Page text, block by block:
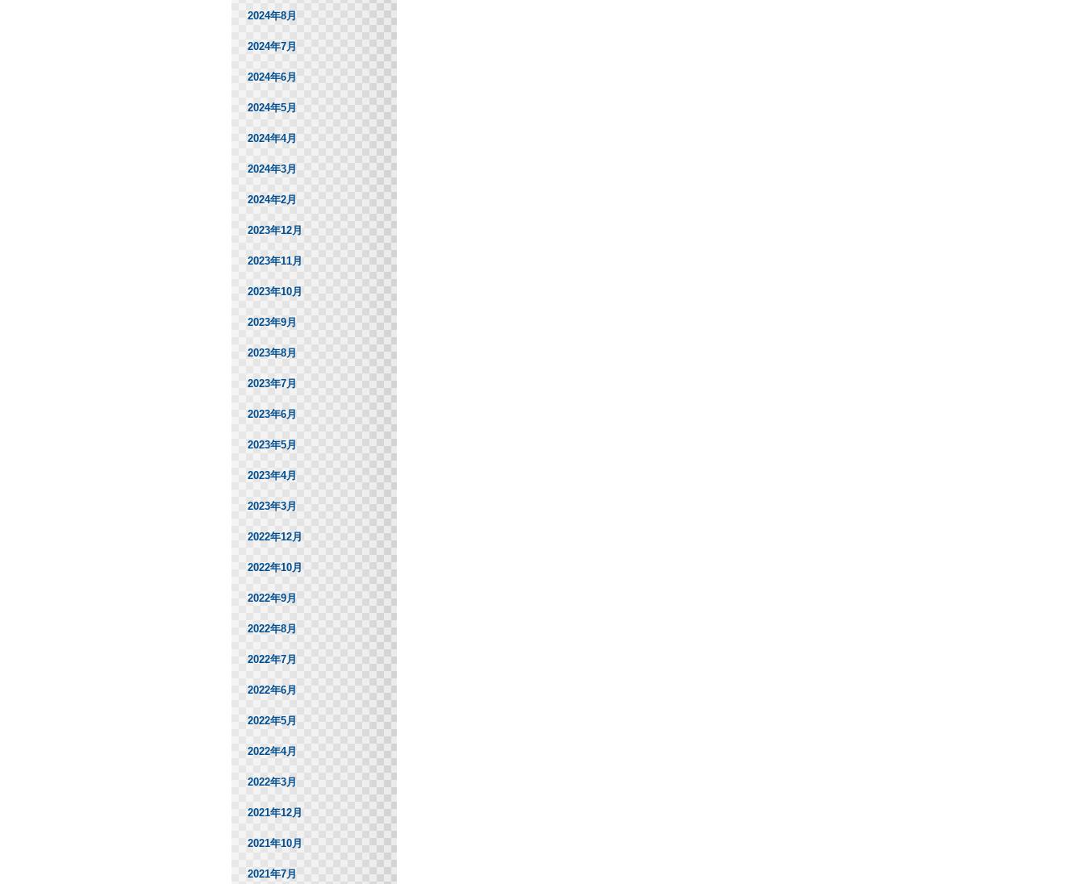
2024年8月
2024年7月
2024年6月
2024年5月
2024年4月
2024年3月
2024年2月
2023年12月
2023年11月
2023年10月
2023年9月
2023年8月
2023年7月
2023年6月
2023年5月
2023年4月
2023年3月
2022年12月
2022年10月
2022年9月
2022年8月
2022年7月
2022年6月
2022年5月
2022年4月
2022年3月
2021年12月
2021年10月
2021年7月